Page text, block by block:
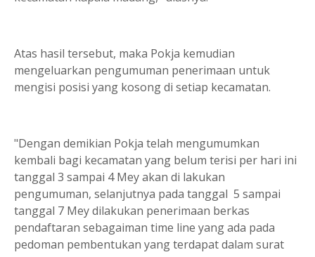
Atas hasil tersebut, maka Pokja kemudian
mengeluarkan pengumuman penerimaan untuk
mengisi posisi yang kosong di setiap kecamatan.
"Dengan demikian Pokja telah mengumumkan
kembali bagi kecamatan yang belum terisi per hari ini
tanggal 3 sampai 4 Mey akan di lakukan
pengumuman, selanjutnya pada tanggal 5 sampai
tanggal 7 Mey dilakukan penerimaan berkas
pendaftaran sebagaiman time line yang ada pada
pedoman pembentukan yang terdapat dalam surat